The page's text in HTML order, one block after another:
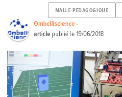
MALLE-PEDAGOGIQUE
Ombelliscience -
article publié le19/06/2018